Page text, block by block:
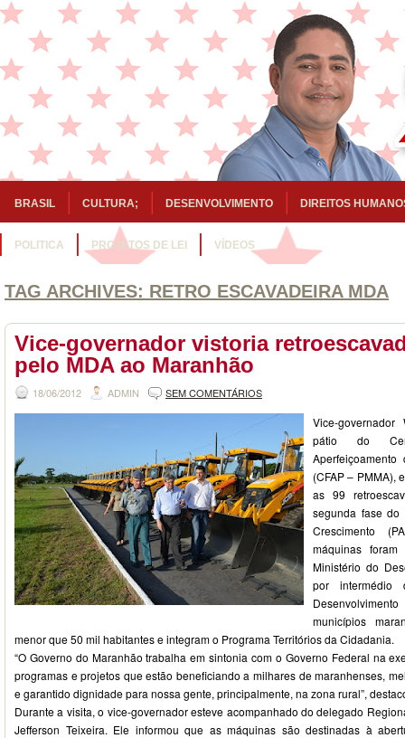
BRASIL CULTURA; DESENVOLVIMENTO DIREITOS
POLITICA PROJETOS DE LEI VÍDEOS
TAG ARCHIVES: RETRO ESCAVADEIRA MDA
Vice-governador vistoria
pelo MDA ao Maranhão
18/06/2012 ADMIN SEM COMENTÁRIOS
Vice-
pátio do
(CFAP – PMMA),
as 99
segunda fase do
Crescimento
máquinas
Ministério do
por intermédio
municípios
menor que 50 mil habitantes e integram o Programa Territórios da Cidadania.
“O Governo do Maranhão trabalha em sintonia com o Governo Federal na
programas e projetos que estão beneficiando a milhares de maranhenses,
e garantido dignidade para nossa gente, principalmente, na zona rural”,
Durante a visita, o vice-governador esteve acompanhado do delegado
Jefferson Teixeira. Ele informou que as máquinas são destinadas à